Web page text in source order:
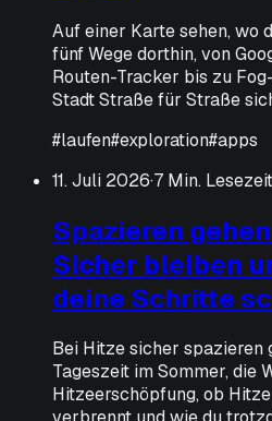
Auf einer Karte sehen, wo
fünf Wege dorthin, von
Routen-Tracker bis zu
Stadt Straße für Straße
#laufen#exploration#apps
11. Juli 2026·7 Min. Lesezeit
Spazieren
Sicher bleiben
deine Schritte
Bei Hitze sicher spazieren
Tageszeit im Sommer, die
Hitzeerschöpfung, ob